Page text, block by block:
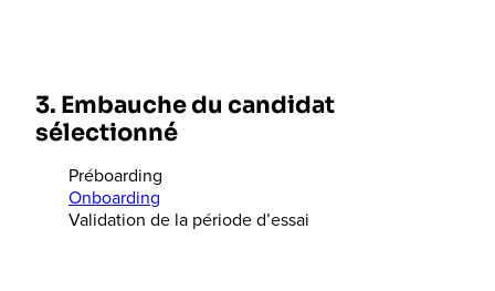
3. Embauche du candidat
sélectionné
Préboarding
Onboarding
Validation de la période d’essai